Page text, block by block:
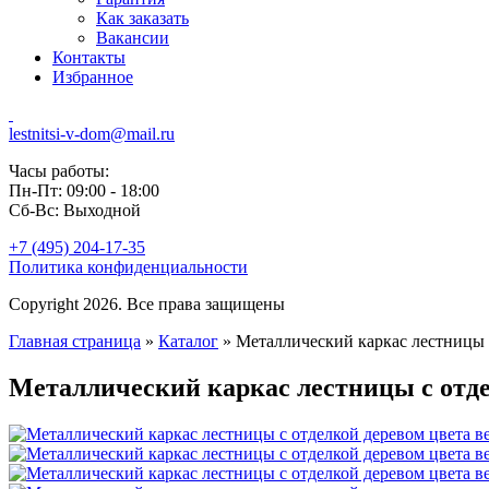
Как заказать
Вакансии
Контакты
Избранное
lestnitsi-v-dom@mail.ru
Часы работы:
Пн-Пт: 09:00 - 18:00
Сб-Вс: Выходной
+7 (495) 204-17-35
Политика конфиденциальности
Copyright 2026. Все права защищены
Главная страница » Каталог » Металлический каркас лестницы
Металлический каркас лестницы с